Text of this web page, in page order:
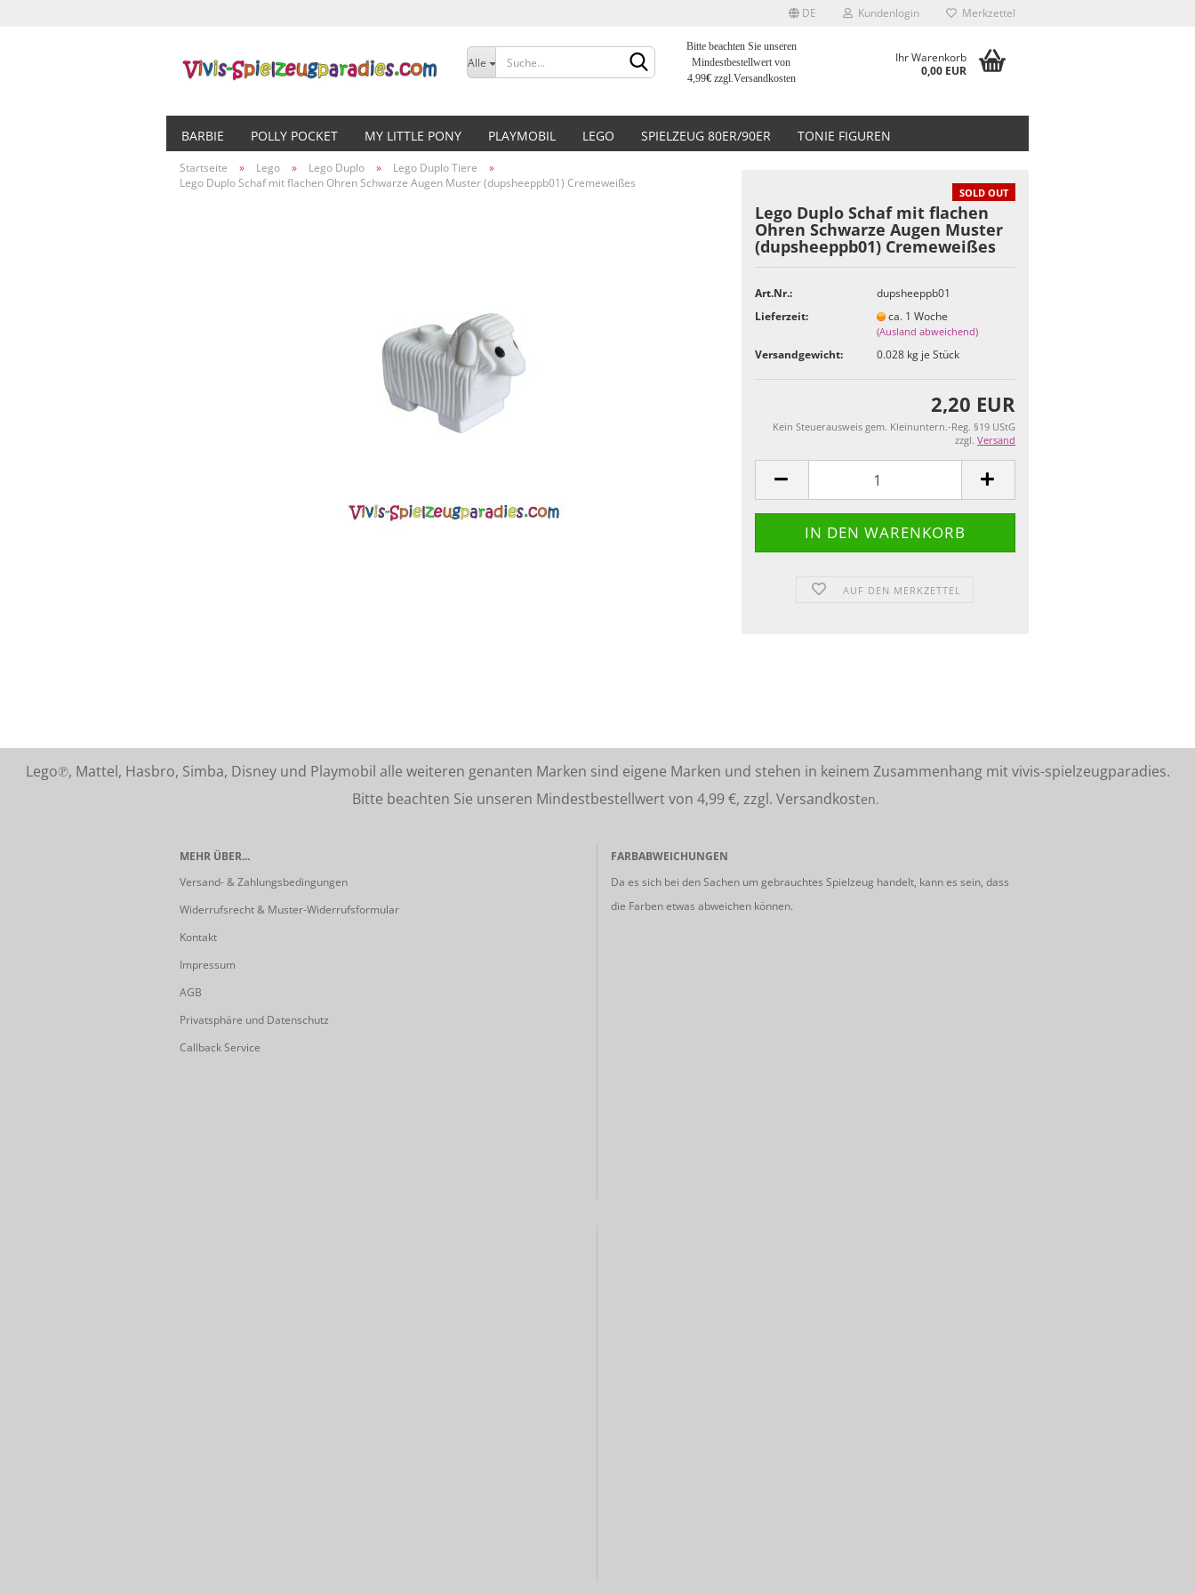
DE
Sprache auswählen
Lieferland
Kundenlogin Merkzettel
Alle
Bitte beachten Sie unseren
Mindestbestellwert von
4,99€zzgl.Versandkosten
Ihr Warenkorb
0,00 EUR
BARBIE POLLY POCKET MY LITTLE PONY PLAYMOBIL LEGO SPIELZEUG 80ER/90ER TONIE FIGUREN
Startseite » Lego » Lego Duplo » Lego Duplo Tiere
»
Lego Duplo Schaf mit flachen Ohren Schwarze Augen Muster (dupsheeppb01) Cremeweißes
SOLD OUT
Lego Duplo Schaf mit flachen
Ohren Schwarze Augen Muster
(dupsheeppb01) Cremeweißes
Art.Nr.:
dupsheeppb01
Lieferzeit:
ca. 1 Woche
(Ausland abweichend)
Versandgewicht: 0.028kg je Stück
2,20 EUR
Kein Steuerausweis gem. Kleinuntern.-Reg. §19 UStG
zzgl. Versand
AUF DEN MERKZETTEL
Lego℗, Mattel, Hasbro, Simba, Disney und Playmobil alle weiteren genanten Marken sind eigene Marken und stehen in keinem Zusammenhang mit vivis-spielzeugparadies.
Bitte beachten Sie unseren Mindestbestellwert von 4,99 €, zzgl. Versandkosten.
MEHR ÜBER...
Versand- & Zahlungsbedingungen
Widerrufsrecht & Muster-Widerrufsformular
Kontakt
Impressum
AGB
Privatsphäre und Datenschutz
Callback Service
FARBABWEICHUNGEN
Da es sich bei den Sachen um gebrauchtes Spielzeug handelt, kann es sein, dass
die Farben etwas abweichen können.